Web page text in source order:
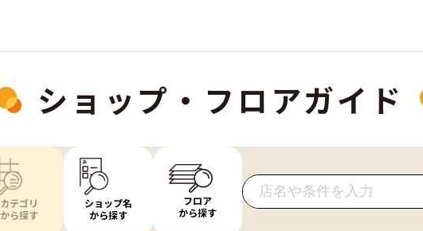
ショップ・フロアガイド
カテゴリ
から探す
ショップ名
から探す
フロア
から探す